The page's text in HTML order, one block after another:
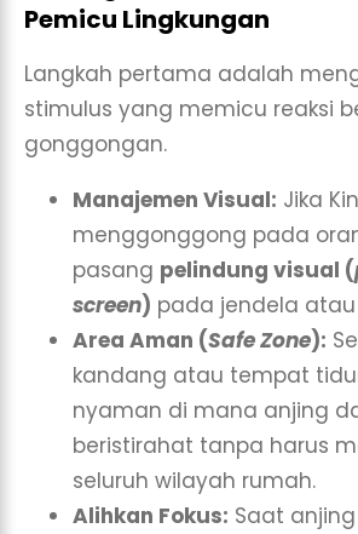
Pemicu Lingkungan
Langkah pertama adalah
stimulus yang memicu reaksi
gonggongan.
Manajemen Visual: Jika
menggonggong pada
pasang pelindung visual (
screen) pada jendela
Area Aman (Safe Zone):
kandang atau tempat
nyaman di mana anjing
beristirahat tanpa harus
seluruh wilayah rumah.
Alihkan Fokus: Saat